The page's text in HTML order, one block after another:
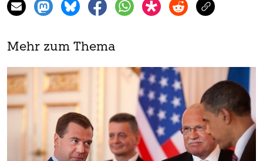
Mehr zum Thema